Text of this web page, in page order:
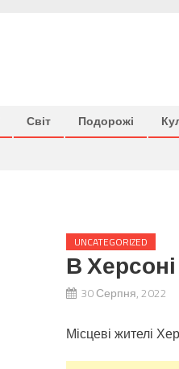
Світ Подорожі
UNCATEGORIZED
В
30 Серпня, 2022
Місцеві жителі